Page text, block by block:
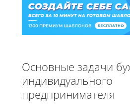
Основные задачи
индивидуального
предпринимателя